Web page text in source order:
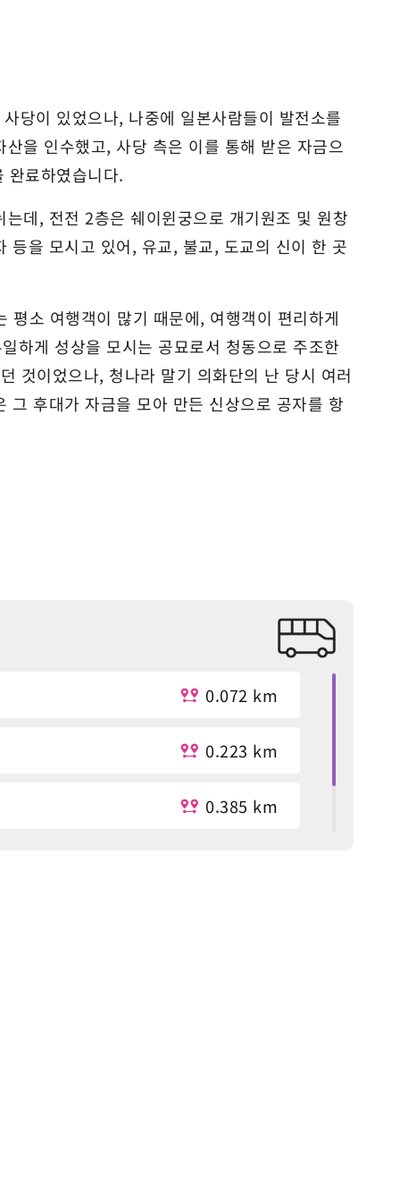
당이 있었으나, 나중에 일본사람들이 발전소를
을 인수했고, 사당 측은 이를 통해 받은 자금으
완료하였습니다.
데, 전전 2층은 쉐이윈궁으로 개기원조 및 원창
등을 모시고 있어, 유교, 불교, 도교의 신이 한 곳
평소 여행객이 많기 때문에, 여행객이 편리하게
하게 성상을 모시는 공묘로서 청동으로 주조한
것이었으나, 청나라 말기 의화단의 난 당시 여러
후대가 자금을 모아 만든 신상으로 공자를 항
0.072 km
0.223 km
0.385 km